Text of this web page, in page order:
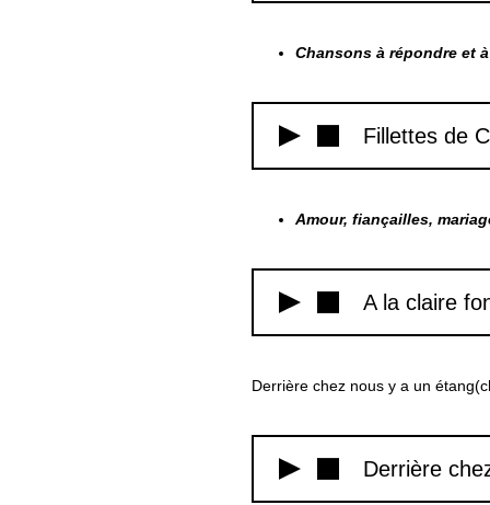
Chansons à répondre et
Fillettes de
Amour, fiançailles,
A la claire
Derrière chez nous y a un
Derrière